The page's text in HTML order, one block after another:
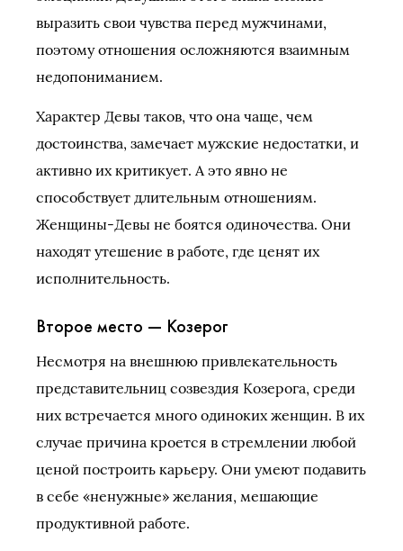
выразить свои чувства перед мужчинами,
поэтому отношения осложняются взаимным
недопониманием.
Характер Девы таков, что она чаще, чем
достоинства, замечает мужские недостатки, и
активно их критикует. А это явно не
способствует длительным отношениям.
Женщины-Девы не боятся одиночества. Они
находят утешение в работе, где ценят их
исполнительность.
Второе место — Козерог
Несмотря на внешнюю привлекательность
представительниц созвездия Козерога, среди
них встречается много одиноких женщин. В их
случае причина кроется в стремлении любой
ценой построить карьеру. Они умеют подавить
в себе «ненужные» желания, мешающие
продуктивной работе.